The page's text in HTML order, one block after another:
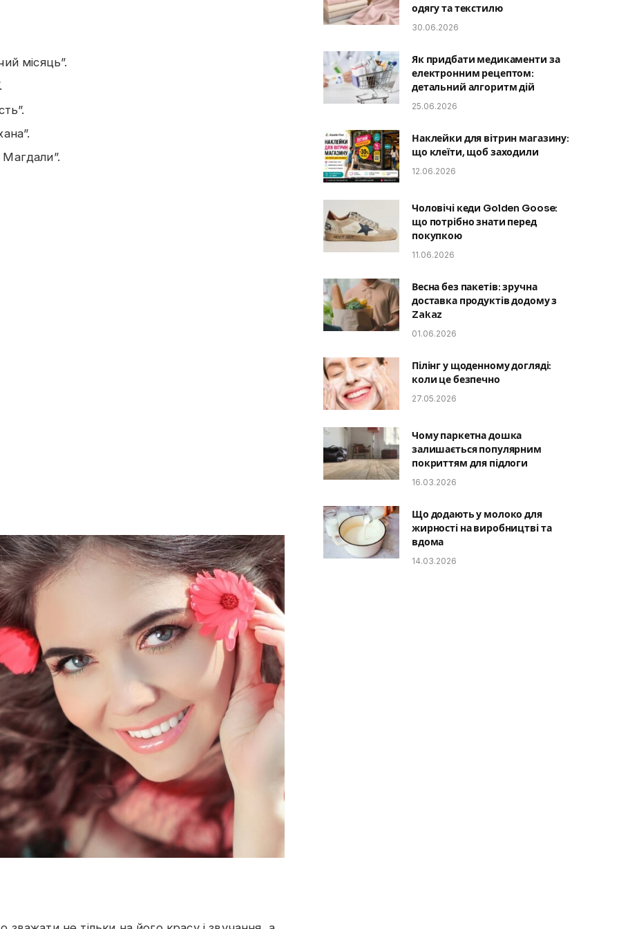
місяць”.
одягу та текстилю
30.06.2026
Як придбати медикаменти за
електронним рецептом:
детальний алгоритм дій
25.06.2026
Наклейки для вітрин магазину:
що клеїти, щоб заходили
12.06.2026
Чоловічі кеди Golden Goose:
що потрібно знати перед
покупкою
11.06.2026
Весна без пакетів: зручна
доставка продуктів додому з
Zakaz
01.06.2026
Пілінг у щоденному догляді:
коли це безпечно
27.05.2026
Чому паркетна дошка
залишається популярним
покриттям для підлоги
16.03.2026
Що додають у молоко для
жирності на виробництві та
вдома
14.03.2026